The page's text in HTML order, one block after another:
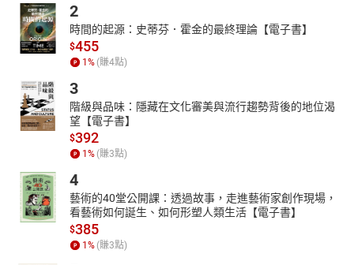
2
時間的起源：史蒂芬．霍金的最終理論【電子書】
$455
1 % (賺4點)
3
階級與品味：隱藏在文化審美與流行趨勢背後的地位渴
望【電子書】
$392
1 % (賺3點)
4
藝術的40堂公開課：透過故事，走進藝術家創作現場，
看藝術如何誕生、如何形塑人類生活【電子書】
$385
1 % (賺3點)